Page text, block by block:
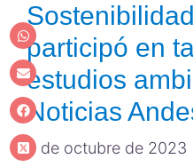
participó en
estudios
Noticias
4 de octubre de 2023